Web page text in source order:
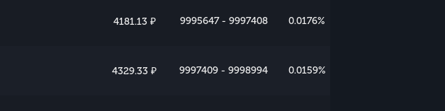
4181.13 ₽ 9995647 - 9997408 0.0176%
4329.33 ₽ 9997409 - 9998994 0.0159%